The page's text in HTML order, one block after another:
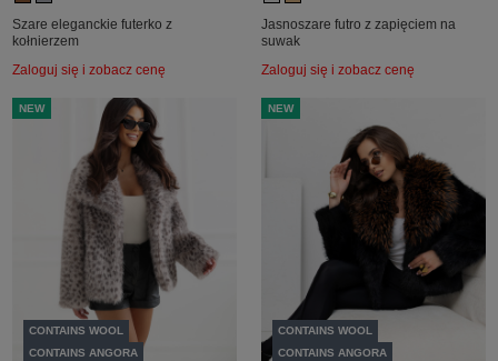
Szare eleganckie futerko z
kołnierzem
Zaloguj się i zobacz cenę
Jasnoszare futro z zapięciem na
suwak
Zaloguj się i zobacz cenę
NEW
CONTAINS WOOL
CONTAINS ANGORA
NEW
CONTAINS WOOL
CONTAINS ANGORA